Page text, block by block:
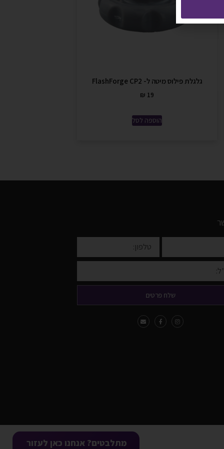
גלגלת פילוס מיטה ל- FlashForge CP2
₪ 19
הוספה לסל
מתלבטים? אנחנו כאן לעזור
שלח פרטים